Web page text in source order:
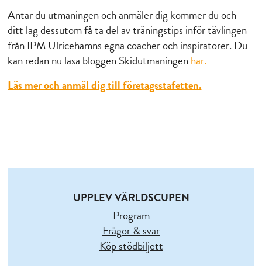
Antar du utmaningen och anmäler dig kommer du och
ditt lag dessutom få ta del av träningstips inför tävlingen
från IPM Ulricehamns egna coacher och inspiratörer. Du
kan redan nu läsa bloggen Skidutmaningenhär.
Läs mer och anmäl dig till företagsstafetten.
UPPLEV VÄRLDSCUPEN
Program
Frågor & svar
Köp stödbiljett